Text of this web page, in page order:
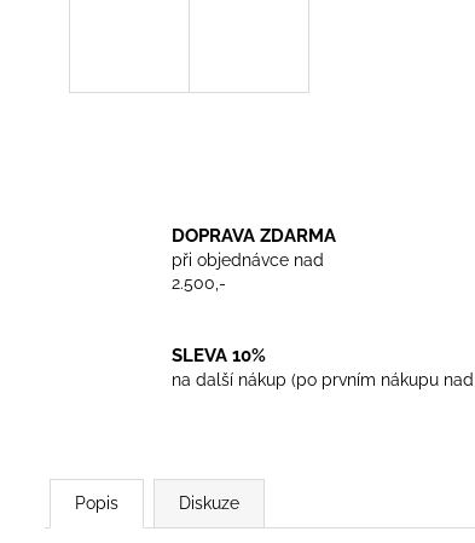
DOPRAVA ZDARMA
při objednávce nad
2.500,-
SLEVA 10%
na další nákup (po prvním nákupu
Popis Diskuze